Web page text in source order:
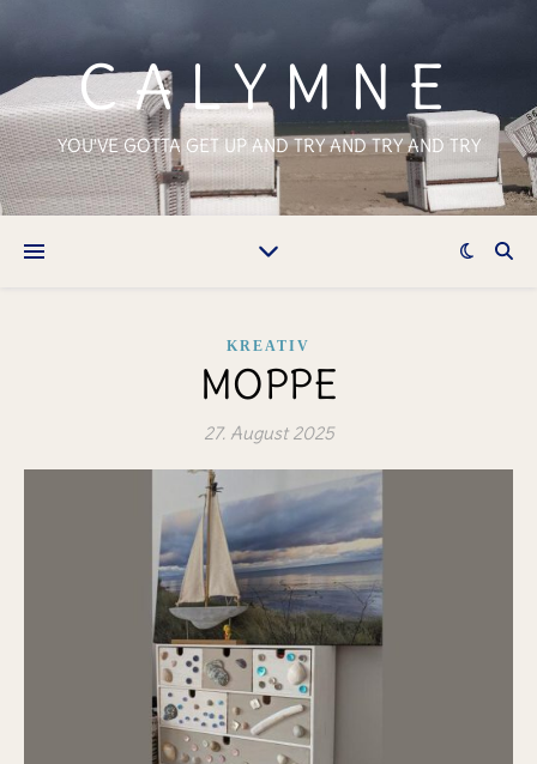
CALYMNE
YOU'VE GOTTA GET UP AND TRY AND TRY AND TRY
KREATIV
MOPPE
27. August 2025